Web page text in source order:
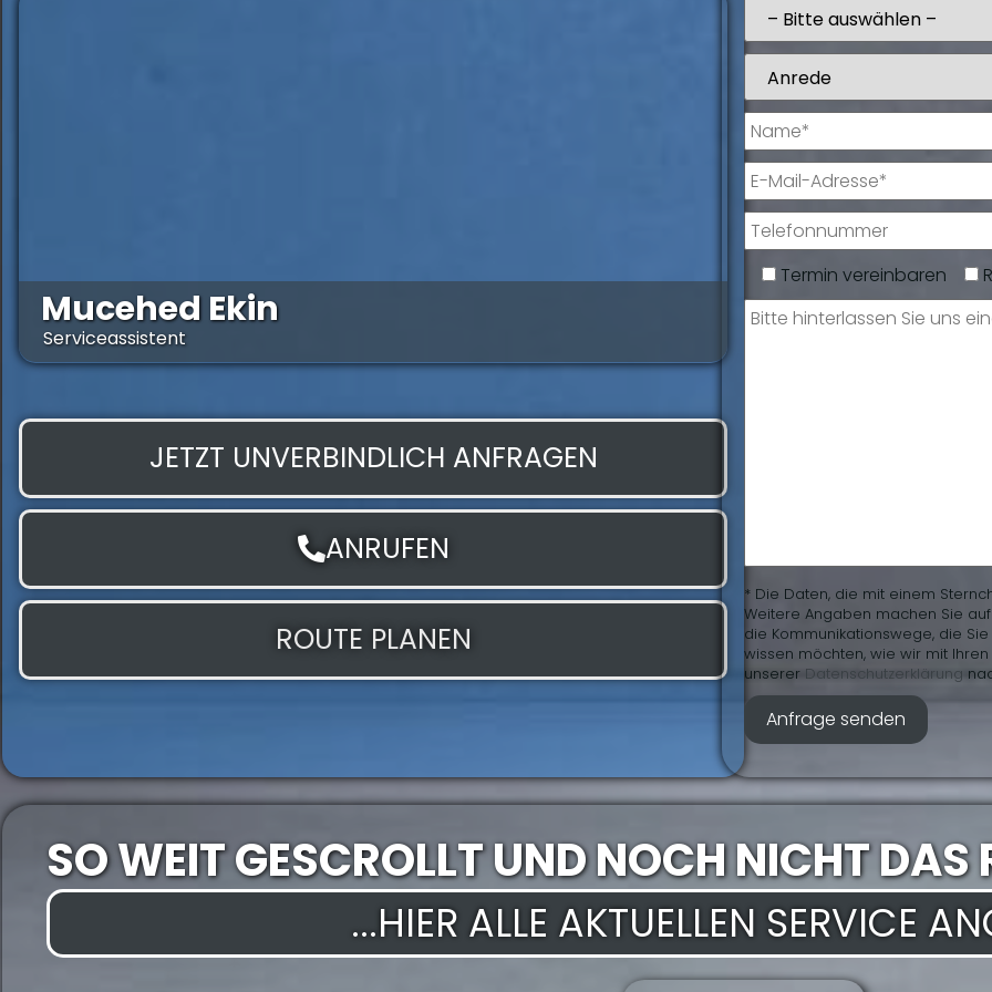
Mucehed Ekin
Serviceassistent
Giorgio De
JETZT UNVERBINDLICH ANFRAGEN
ANRUFEN
ROUTE PLANEN
Termin vereinbaren
* Die Daten, die mit einem
Weitere Angaben machen Sie
die Kommunikationswege, die
wissen möchten, wie wir mit
unserer Daten­schutz­erklärung
SO WEIT GESCROLLT UND NOCH NICHT DAS
...HIER ALLE AKTUELLEN SERVICE